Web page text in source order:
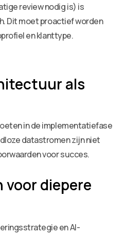
review nodig is) is
Dit moet proactief worden
en klanttype.
als
in de implementatiefase
datastromen zijn niet
voor succes.
voor diepere
en AI-